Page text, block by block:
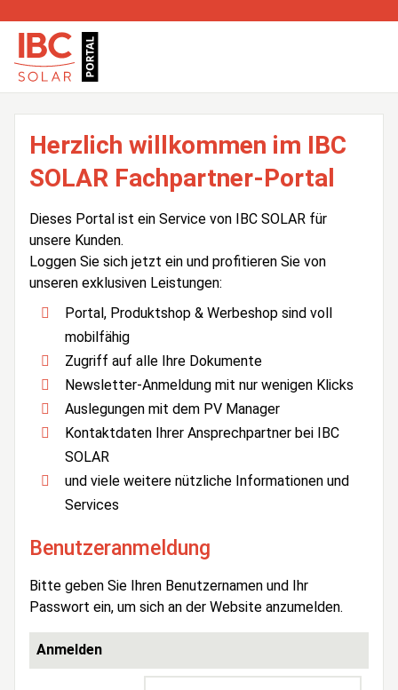
Herzlich willkommen im IBC
SOLAR Fachpartner-Portal
Dieses Portal ist ein Service von IBC SOLAR für
unsere Kunden.
Loggen Sie sich jetzt ein und profitieren Sie von
unseren exklusiven Leistungen:
Portal, Produktshop & Werbeshop sind voll
mobilfähig
Zugriff auf alle Ihre Dokumente
Newsletter-Anmeldung mit nur wenigen Klicks
Auslegungen mit dem PV Manager
Kontaktdaten Ihrer Ansprechpartner bei IBC
SOLAR
und viele weitere nützliche Informationen und
Services
Benutzeranmeldung
Bitte geben Sie Ihren Benutzernamen und Ihr
Passwort ein, um sich an der Website anzumelden.
Anmelden